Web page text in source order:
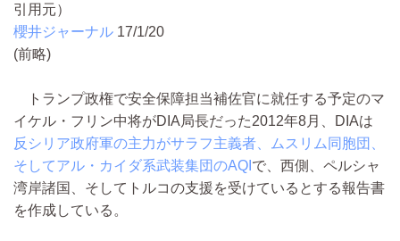
引用元）
櫻井ジャーナル 17/1/20
(前略)
トランプ政権で安全保障担当補佐官に就任する予定のマ
イケル・フリン中将がDIA局長だった2012年8月、DIAは
反シリア政府軍の主力がサラフ主義者、ムスリム同胞団、
そしてアル・カイダ系武装集団のAQI で、西側、ペルシャ
湾岸諸国、そしてトルコの支援を受けているとする報告書
を作成している。